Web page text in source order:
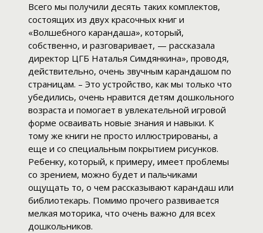
Всего мы получили десять таких комплектов,
состоящих из двух красочных книг и
«Волшебного карандаша», который,
собственно, и разговаривает, — рассказала
директор ЦГБ Наталья Симдянкина», проводя,
действительно, очень звучным карандашом по
страницам. – Это устройство, как мы только что
убедились, очень нравится детям дошкольного
возраста и помогает в увлекательной игровой
форме осваивать новые знания и навыки. К
тому же книги не просто иллюстрированы, а
еще и со специальным покрытием рисунков.
Ребенку, который, к примеру, имеет проблемы
со зрением, можно будет и пальчиками
ощущать то, о чем рассказывают карандаш или
библиотекарь. Помимо прочего развивается
мелкая моторика, что очень важно для всех
дошкольников.